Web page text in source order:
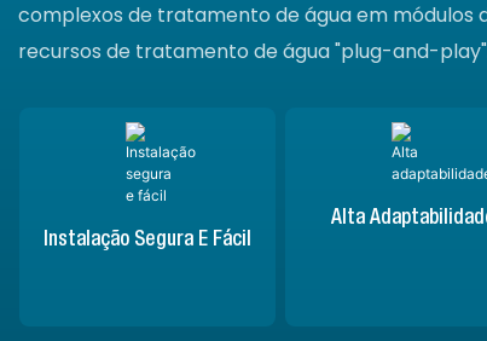
complexos de tratamento de água em módulos
recursos de tratamento de água "plug-and-
Instalação Segura E Fácil
Alta